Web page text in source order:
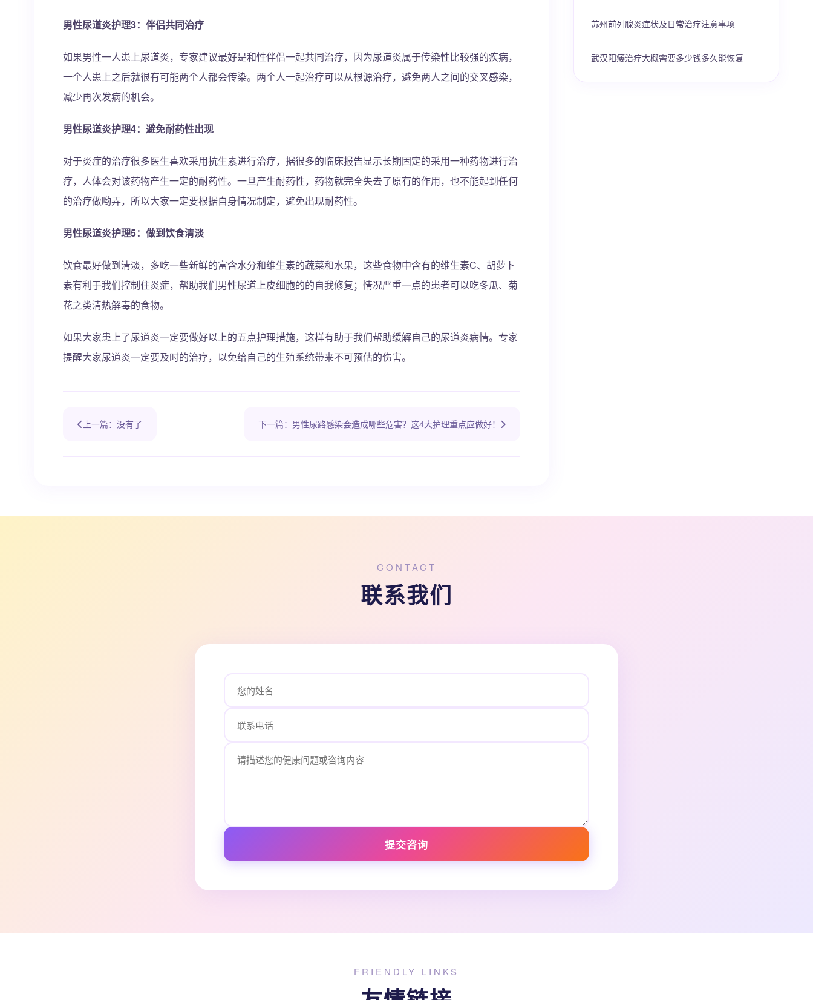
男性尿道炎护理3：伴侣共同治疗
如果男性一人患上尿道炎，专家建议最好是和性伴侣一起共同治疗，因为尿道炎属于传染性比较强的疾病，
一个人患上之后就很有可能两个人都会传染。两个人一起治疗可以从根源治疗，避免两人之间的交叉感染，
减少再次发病的机会。
男性尿道炎护理4：避免耐药性出现
对于炎症的治疗很多医生喜欢采用抗生素进行治疗，据很多的临床报告显示长期固定的采用一种药物进行治
疗，人体会对该药物产生一定的耐药性。一旦产生耐药性，药物就完全失去了原有的作用，也不能起到任何
的治疗做哟弄，所以大家一定要根据自身情况制定，避免出现耐药性。
男性尿道炎护理5：做到饮食清淡
饮食最好做到清淡，多吃一些新鲜的富含水分和维生素的蔬菜和水果，这些食物中含有的维生素C、胡萝卜
素有利于我们控制住炎症，帮助我们男性尿道上皮细胞的的自我修复；情况严重一点的患者可以吃冬瓜、菊
花之类清热解毒的食物。
如果大家患上了尿道炎一定要做好以上的五点护理措施，这样有助于我们帮助缓解自己的尿道炎病情。专家
提醒大家尿道炎一定要及时的治疗，以免给自己的生殖系统带来不可预估的伤害。
上一篇：没有了 下一篇：男性尿路感染会造成哪些危害？这4大护理重点应做好！
苏州前列腺炎症状及日常治疗注意事项
武汉阳痿治疗大概需要多少钱多久能恢复
CONTACT
联系我们
提交咨询
FRIENDLY LINKS